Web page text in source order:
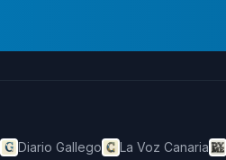
Diario Gallego La Voz Canaria